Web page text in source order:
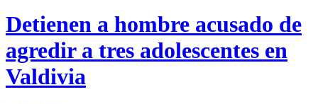
Detienen a hombre acusado de
agredir a tres adolescentes en
Valdivia